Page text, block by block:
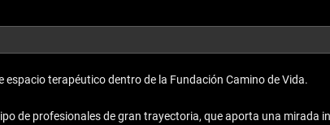
terapéutico dentro de la Fundación Camino de Vida.
de profesionales de gran trayectoria, que aporta una mirada